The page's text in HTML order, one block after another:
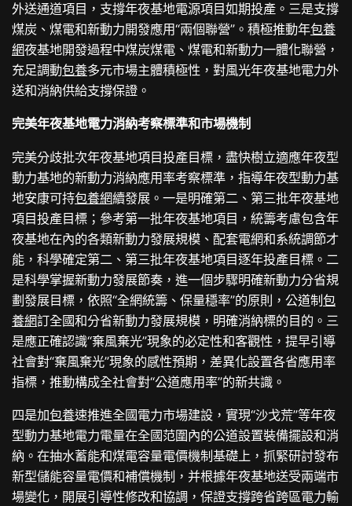
外送通道項目，支撐年夜基地電源項目如期投產。三是支撐
煤炭、煤電和新動力開發應用“兩個聯營”。積極推動年包養
網夜基地開發過程中煤炭煤電、煤電和新動力一體化聯營，
充足調動包養多元市場主體積極性，對風光年夜基地電力外
送和消納供給支撐保證。
完美年夜基地電力消納考察標準和市場機制
完美分歧批次年夜基地項目投產目標，盡快樹立適應年夜型
動力基地的新動力消納應用率考察標準，指導年夜型動力基
地安康可持包養網續發展。一是明確第二、第三批年夜基地
項目投產目標；參考第一批年夜基地項目，統籌考慮包含年
夜基地在內的各類新動力發展規模、配套電網和系統調節才
能，科學確定第二、第三批年夜基地項目逐年投產目標。二
是科學掌握新動力發展節奏，進一個步驟明確新動力分省規
劃發展目標，依照“全網統籌、保量穩率”的原則，公道制包
養網訂全國和分省新動力發展規模，明確消納標的目的。三
是應正確認識“棄風棄光”現象的必定性和客觀性，提早引導
社會對“棄風棄光”現象的感性預期，差異化設置各省應用率
指標，推動構成全社會對“公道應用率”的新共識。
四是加包養速推進全國電力市場建設，實現“沙戈荒”等年夜
型動力基地電力電量在全國范圍內的公道設置裝備擺設和消
納。在抽水蓄能和煤電容量電價機制基礎上，抓緊研討發布
新型儲能容量電價和補償機制，并根據年夜基地送受兩端市
場變化，開展引導性修改和協調，保證支撐跨省跨區電力輸